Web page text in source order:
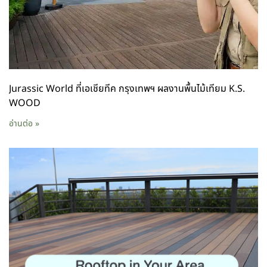
Jurassic World ที่เอเชียทีค กรุงเทพฯ ผลงานพื้นไม้เทียม K.S.
WOOD
อ่านต่อ »